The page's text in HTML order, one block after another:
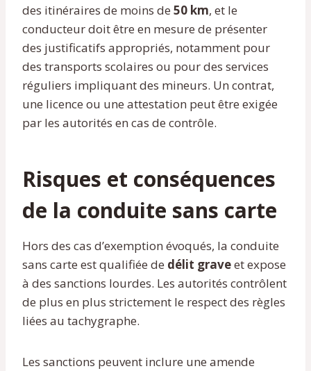
des itinéraires de moins de 50 km, et le
conducteur doit être en mesure de présenter
des justificatifs appropriés, notamment pour
des transports scolaires ou pour des services
réguliers impliquant des mineurs. Un contrat,
une licence ou une attestation peut être exigée
par les autorités en cas de contrôle.
Risques et conséquences
de la conduite sans carte
Hors des cas d’exemption évoqués, la conduite
sans carte est qualifiée de délit graveet expose
à des sanctions lourdes. Les autorités contrôlent
de plus en plus strictement le respect des règles
liées au tachygraphe.
Les sanctions peuvent inclure une amende